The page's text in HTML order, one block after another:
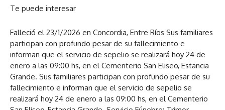
Te puede interesar
Falleció el 23/1/2026 en Concordia, Entre Ríos Sus familiares
participan con profundo pesar de su fallecimiento e
informan que el servicio de sepelio se realizará hoy 24 de
enero a las 09:00 hs, en el Cementerio San Eliseo, Estancia
Grande. Sus familiares participan con profundo pesar de su
fallecimiento e informan que el servicio de sepelio se
realizará hoy 24 de enero a las 09:00 hs, en el Cementerio